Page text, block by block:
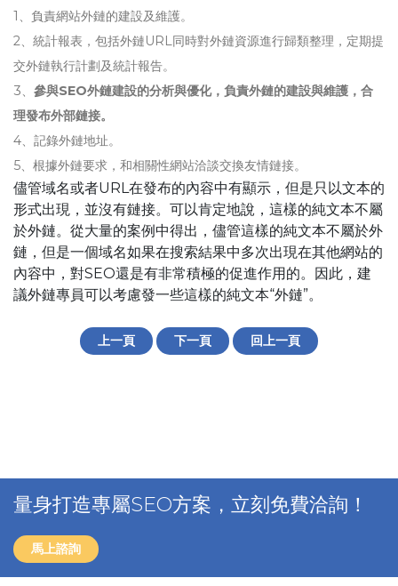
1、負責網站外鏈的建設及維護。
2、統計報表，包括外鏈URL同時對外鏈資源進行歸類整理，定期提
交外鏈執行計劃及統計報告。
3、 參與SEO外鏈建設的分析與優化，負責外鏈的建設與維護，合
理發布外部鏈接。
4、記錄外鏈地址。
5、根據外鏈要求，和相關性網站洽談交換友情鏈接。
儘管域名或者URL在發布的內容中有顯示，但是只以文本的
形式出現，並沒有鏈接。可以肯定地說，這樣的純文本不屬
於外鏈。從大量的案例中得出，儘管這樣的純文本不屬於外
鏈，但是一個域名如果在搜索結果中多次出現在其他網站的
內容中，對SEO還是有非常積極的促進作用的。因此，建
議外鏈專員可以考慮發一些這樣的純文本“外鏈”。
上一頁 下一頁 回上一頁
量身打造專屬SEO方案，立刻免費洽詢！
馬上諮詢